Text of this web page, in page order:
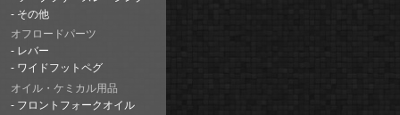
その他
オフロードパーツ
レバー
ワイドフットペグ
オイル・ケミカル用品
フロントフォークオイル